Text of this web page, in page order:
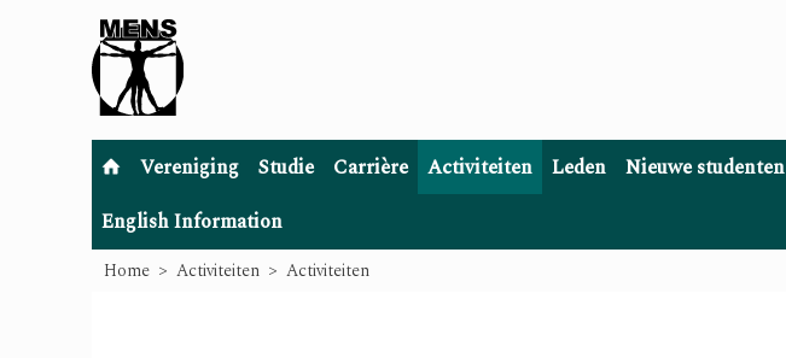
Vereniging Studie Carrière Activiteiten Leden Nieuwe studenten
English Information
Home Activiteiten Activiteiten